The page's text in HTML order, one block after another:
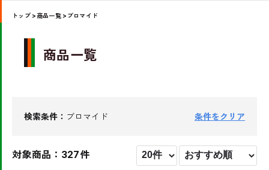
トップ > 商品一覧 >ブロマイド
商品一覧
検索条件： ブロマイド 条件をクリア
対象商品：327件